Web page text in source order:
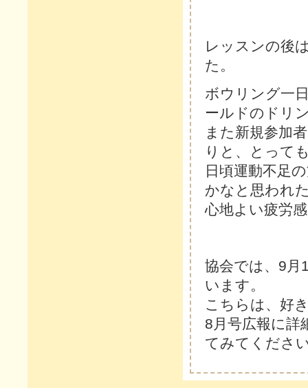
レッスンの後
た。
ボウリング一
ールドのドリ
また新規参加
りと、とって
日頃運動不足
かなと思われ
心地よい疲労
協会では、9月
います。
こちらは、好
8月号広報に詳
てみてくださ